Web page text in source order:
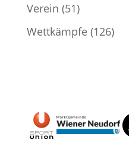
Verein (51)
Wettkämpfe(126)